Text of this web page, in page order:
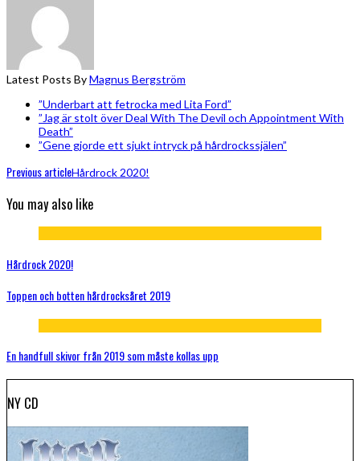
Latest Posts ByMagnus Bergström
”Underbart att fetrocka med Lita Ford”
”Jag är stolt över Deal With The Devil och Appointment With
Death”
”Gene gjorde ett sjukt intryck på hårdrockssjälen”
Previous articleHårdrock 2020!
You may also like
Hårdrock 2020!
Toppen och botten hårdrocksåret 2019
En handfull skivor från 2019 som måste kollas upp
NY CD